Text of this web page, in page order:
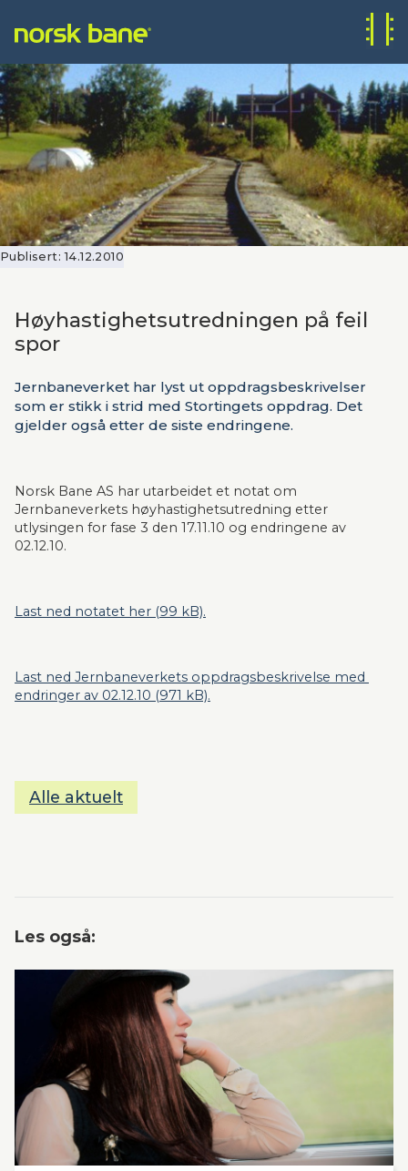
Publisert: 14.12.2010
Høyhastighetsutredningen på feil
spor
Jernbaneverket har lyst ut oppdragsbeskrivelser
som er stikk i strid med Stortingets oppdrag. Det
gjelder også etter de siste endringene.
Norsk Bane AS har utarbeidet et notat om
Jernbaneverkets høyhastighetsutredning etter
utlysingen for fase 3 den 17.11.10 og endringene av
02.12.10.
Last ned notatet her (99 kB).
Last ned Jernbaneverkets oppdragsbeskrivelse med
endringer av 02.12.10 (971 kB).
Alle aktuelt
Les også: